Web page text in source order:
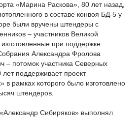
«Марина Раскова», 80 лет назад,
в составе конвоя БД-5 у
были вручены штендеры с
– участников Великой
при поддержке
Александра Фролова
– потомок участника Северных
поддерживает проект
в рамках которого было изготовлено
штендеров.
Сибиряков» выполнял